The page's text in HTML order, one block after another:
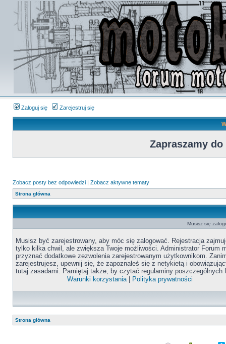
Zaloguj się Zarejestruj się
Zapraszamy do
Zobacz posty bez odpowiedzi | Zobacz aktywne tematy
Strona główna
Musisz się
Musisz być zarejestrowany, aby móc się zalogować. Rejestracja
tylko kilka chwil, ale zwiększa Twoje możliwości. Administrator Forum
przyznać dodatkowe zezwolenia zarejestrowanym użytkownikom.
zarejestrujesz, upewnij się, że zapoznałeś się z netykietą i
tutaj zasadami. Pamiętaj także, by czytać regulaminy poszczególnych
Warunki korzystania| Polityka prywatności
Strona główna